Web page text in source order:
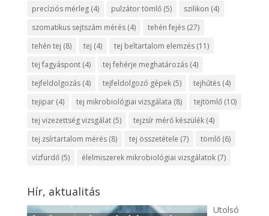
precíziós mérleg(4) pulzátor tömlő(5) szilikon (4)
szomatikus sejtszám mérés(4) tehén fejés(27)
tehén tej (8) tej (4) tej beltartalom elemzés(11)
tej fagyáspont(4) tej fehérje meghatározás(4)
tejfeldolgozás(4) tejfeldolgozó gépek(5) tejhűtés(4)
tejipar(4) tej mikrobiológiai vizsgálata (8) tejtömlő(10)
tej vizezettség vizsgálat(5) tejzsír mérő készülék(4)
tej zsírtartalom mérés(8) tej összetétele (7) tömlő(6)
vízfürdő(5) élelmiszerek mikrobiológiai vizsgálatok(7)
Hír, aktualitás
Utolsó